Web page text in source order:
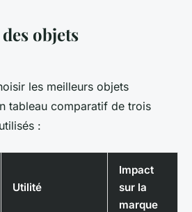
objets
les meilleurs objets
tableau comparatif de trois
:
Utilité
Impact
sur la
marque